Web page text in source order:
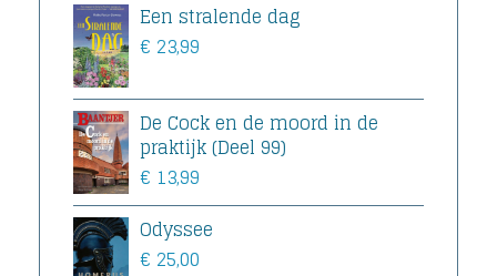
Een stralende dag
€ 23,99
De Cock en de moord in de
praktijk (Deel 99)
€ 13,99
Odyssee
€ 25,00